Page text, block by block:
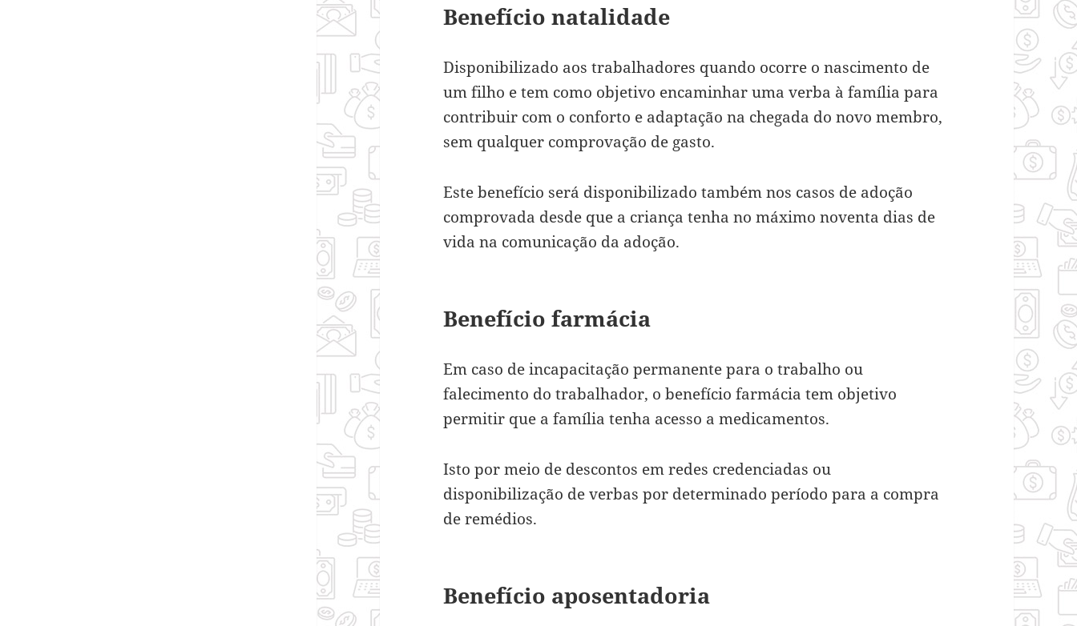
Benefício natalidade
Disponibilizado aos trabalhadores quando ocorre o nascimento de
um filho e tem como objetivo encaminhar uma verba à família para
contribuir com o conforto e adaptação na chegada do novo membro,
sem qualquer comprovação de gasto.
Este benefício será disponibilizado também nos casos de adoção
comprovada desde que a criança tenha no máximo noventa dias de
vida na comunicação da adoção.
Benefício farmácia
Em caso de incapacitação permanente para o trabalho ou
falecimento do trabalhador, o benefício farmácia tem objetivo
permitir que a família tenha acesso a medicamentos.
Isto por meio de descontos em redes credenciadas ou
disponibilização de verbas por determinado período para a compra
de remédios.
Benefício aposentadoria